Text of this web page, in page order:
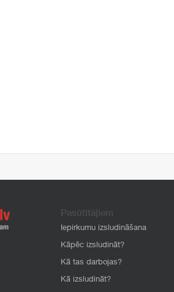
Pasūtītājiem
Iepirkumu izsludināšana
Kāpēc izsludināt?
Kā tas darbojas?
Kā izsludināt?